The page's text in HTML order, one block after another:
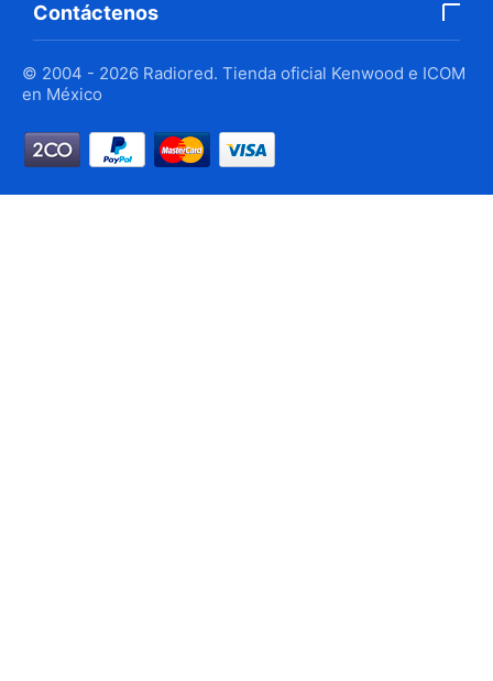
Contáctenos
© 2004 - 2026 Radiored. Tienda oficial Kenwood e ICOM
en México